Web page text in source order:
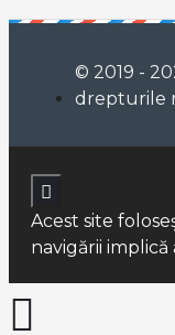
© 2019 -
drepturile
Acest site
navigării